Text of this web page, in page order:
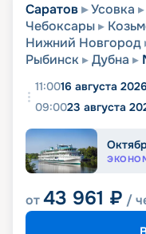
Саратов Усовка
Чебоксары
Нижний Новгород
Рыбинск
Дубна
11:0016 августа 2026
09:0023 августа
от43 961 ₽ /